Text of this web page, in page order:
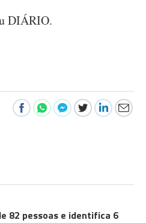
DIÁRIO.
82 pessoas e identifica 6